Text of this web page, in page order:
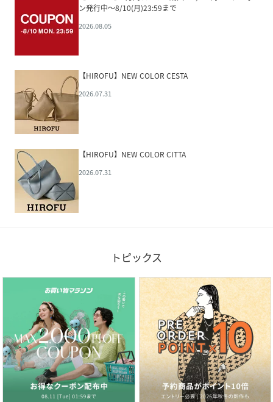
ン発行中～8/10(月)23:59まで
2026.08.05
【HIROFU】NEW COLOR CESTA
2026.07.31
【HIROFU】NEW COLOR CITTA
2026.07.31
トピックス